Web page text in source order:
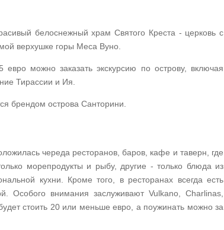
белоснежный храм Святого Креста - церковь с
верхушке горы Меса Вуно.
можно заказать экскурсию по острову, включая
Тирассии и Ия.
брендом острова Санторини.
череда ресторанов, баров, кафе и таверн, где
морепродукты и рыбу, другие - только блюда из
кухни. Кроме того, в ресторанах всегда есть
Особого внимания заслуживают Vulkano, Charlinas,
стоить 20 или меньше евро, а поужинать можно за